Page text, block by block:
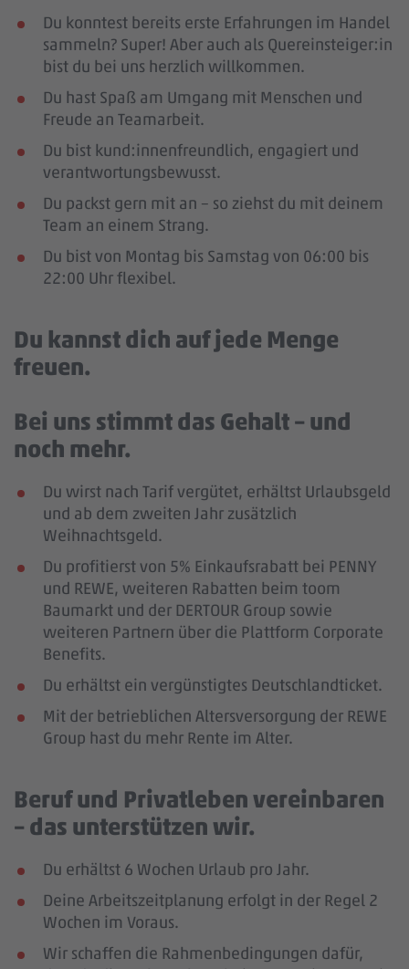
Du konntest bereits erste Erfahrungen im Handel
sammeln? Super! Aber auch als Quereinsteiger:in
bist du bei uns herzlich willkommen.
Du hast Spaß am Umgang mit Menschen und
Freude an Teamarbeit.
Du bist kund:innenfreundlich, engagiert und
verantwortungsbewusst.
Du packst gern mit an – so ziehst du mit deinem
Team an einem Strang.
Du bist von Montag bis Samstag von 06:00 bis
22:00 Uhr flexibel.
Du kannst dich auf jede Menge
freuen.
Bei uns stimmt das Gehalt – und
noch mehr.
Du wirst nach Tarif vergütet, erhältst Urlaubsgeld
und ab dem zweiten Jahr zusätzlich
Weihnachtsgeld.
Du profitierst von 5% Einkaufsrabatt bei PENNY
und REWE, weiteren Rabatten beim toom
Baumarkt und der DERTOUR Group sowie
weiteren Partnern über die Plattform Corporate
Benefits.
Du erhältst ein vergünstigtes Deutschlandticket.
Mit der betrieblichen Altersversorgung der REWE
Group hast du mehr Rente im Alter.
Beruf und Privatleben vereinbaren
– das unterstützen wir.
Du erhältst 6 Wochen Urlaub pro Jahr.
Deine Arbeitszeitplanung erfolgt in der Regel 2
Wochen im Voraus.
Wir schaffen die Rahmenbedingungen dafür,